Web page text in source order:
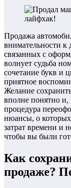
Продажа
внимательности к
связанных с
волнует судьба
сочетание букв и
приятное
Желание
вполне понятно
процедура
нюансы, о
затрат времени и
чтобы вы были
Как
продаже?